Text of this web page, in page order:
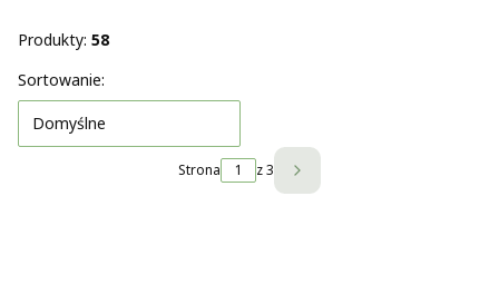
Produkty: 58
Lista produktów
Sortowanie:
Domyślne
Strona z 3 Następne produkty